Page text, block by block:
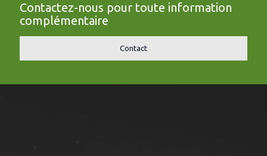
Contactez-nous pour toute information
complémentaire
Contact